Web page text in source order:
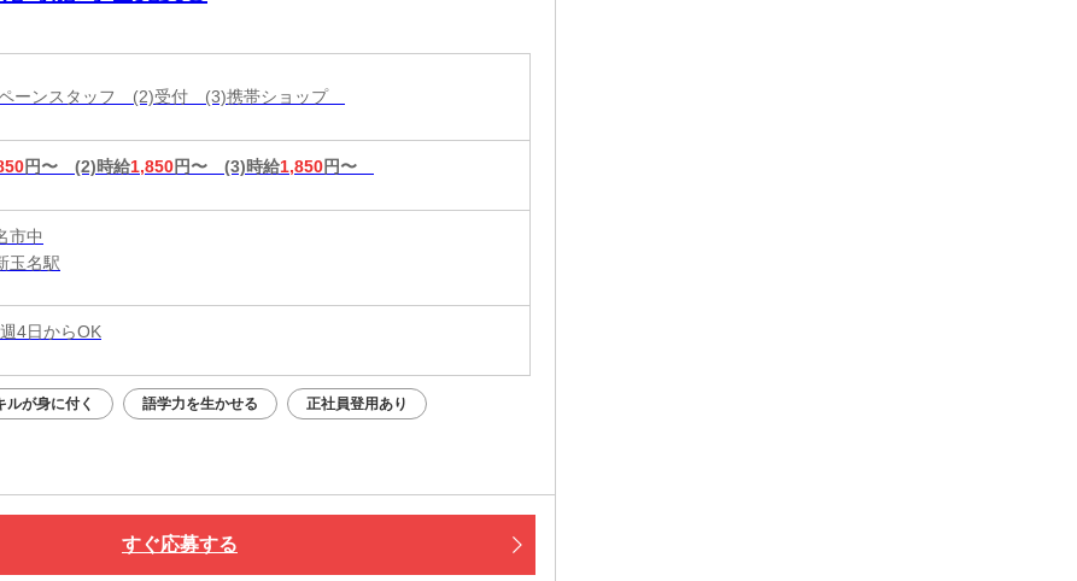
ーンスタッフ (2)受付 (3)携帯ショップ
円〜 (2)時給1,850円〜 (3)時給1,850円〜
市中
玉名駅
4日からOK
ルが身に付く 語学力を生かせる 正社員登用あり
すぐ応募する